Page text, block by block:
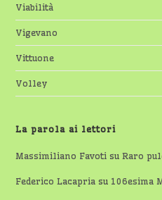
Viabilità
Vigevano
Vittuone
Volley
La parola ai lettori
Massimiliano Favoti suRaro
Federico Lacapria su 106esima